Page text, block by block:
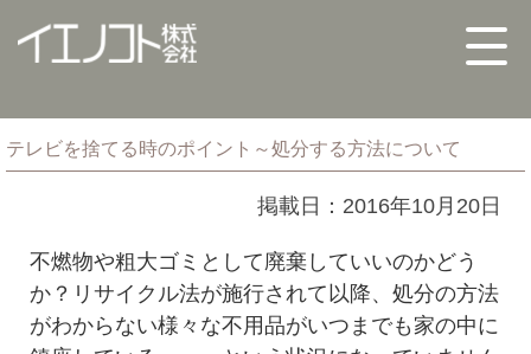
テレビを捨てる時のポイント～処分する方法について
掲載日：2016年10月20日
不燃物や粗大ゴミとして廃棄していいのかどう
か？リサイクル法が施行されて以降、処分の方法
がわからない様々な不用品がいつまでも家の中に